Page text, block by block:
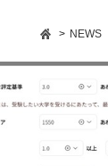
> NEWS